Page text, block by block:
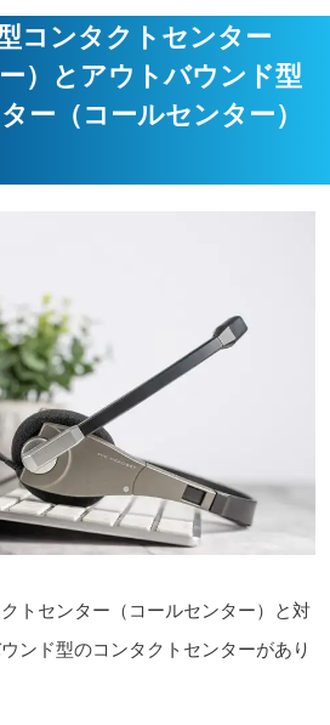
コンタクトセンター
）とアウトバウンド型
ー（コールセンター）
トセンター（コールセンター）と対
ンド型のコンタクトセンターがあり